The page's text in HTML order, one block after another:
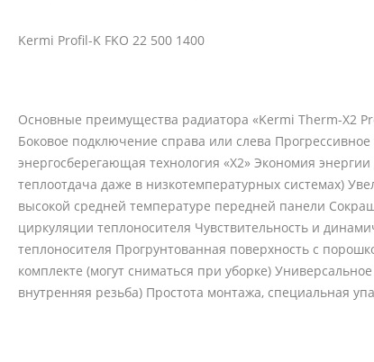
Kermi Profil-K FKO 22 500 1400
Основные преимущества радиатора «Kermi Therm-X2
Боковое подключение справа или слева
энергосберегающая технология «X2» Экономия
теплоотдача даже в низкотемпературных системах)
высокой средней температуре передней панели
циркуляции теплоносителя Чувствительность и
теплоносителя Прогрунтованная поверхность с
комплекте (могут сниматься при уборке)
внутренняя резьба) Простота монтажа, специальная